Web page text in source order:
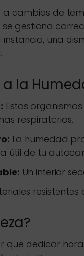
cambios de
gestiona
una
la
Estos
respiratorios.
La humedad
útil de tu
Un interior
que dedicar